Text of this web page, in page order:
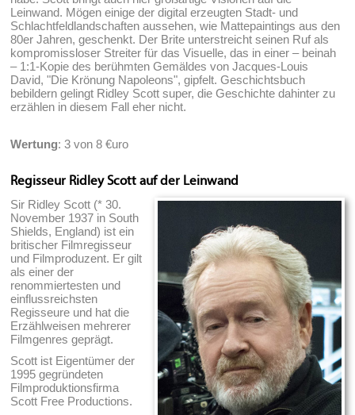
Leinwand. Mögen einige der digital erzeugten Stadt- und
Schlachtfeldlandschaften aussehen, wie Mattepaintings aus den
80er Jahren, geschenkt. Der Brite unterstreicht seinen Ruf als
kompromissloser Streiter für das Visuelle, das in einer – beinah
– 1:1-Kopie des berühmten Gemäldes von Jacques-Louis
David, "Die Krönung Napoleons", gipfelt. Geschichtsbuch
bebildern gelingt Ridley Scott super, die Geschichte dahinter zu
erzählen in diesem Fall eher nicht.
Wertung: 3 von 8 €uro
Regisseur Ridley Scott auf der Leinwand
Sir Ridley Scott (* 30.
November 1937 in South
Shields, England) ist ein
britischer Filmregisseur
und Filmproduzent. Er gilt
als einer der
renommiertesten und
einflussreichsten
Regisseure und hat die
Erzählweisen mehrerer
Filmgenres geprägt.
Scott ist Eigentümer der
1995 gegründeten
Filmproduktionsfirma
Scott Free Productions.